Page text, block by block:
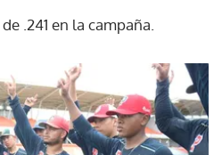
de .241 en la campaña.